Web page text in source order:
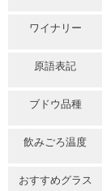
ワイナリー
原語表記
ブドウ品種
飲みごろ温度
おすすめグラス